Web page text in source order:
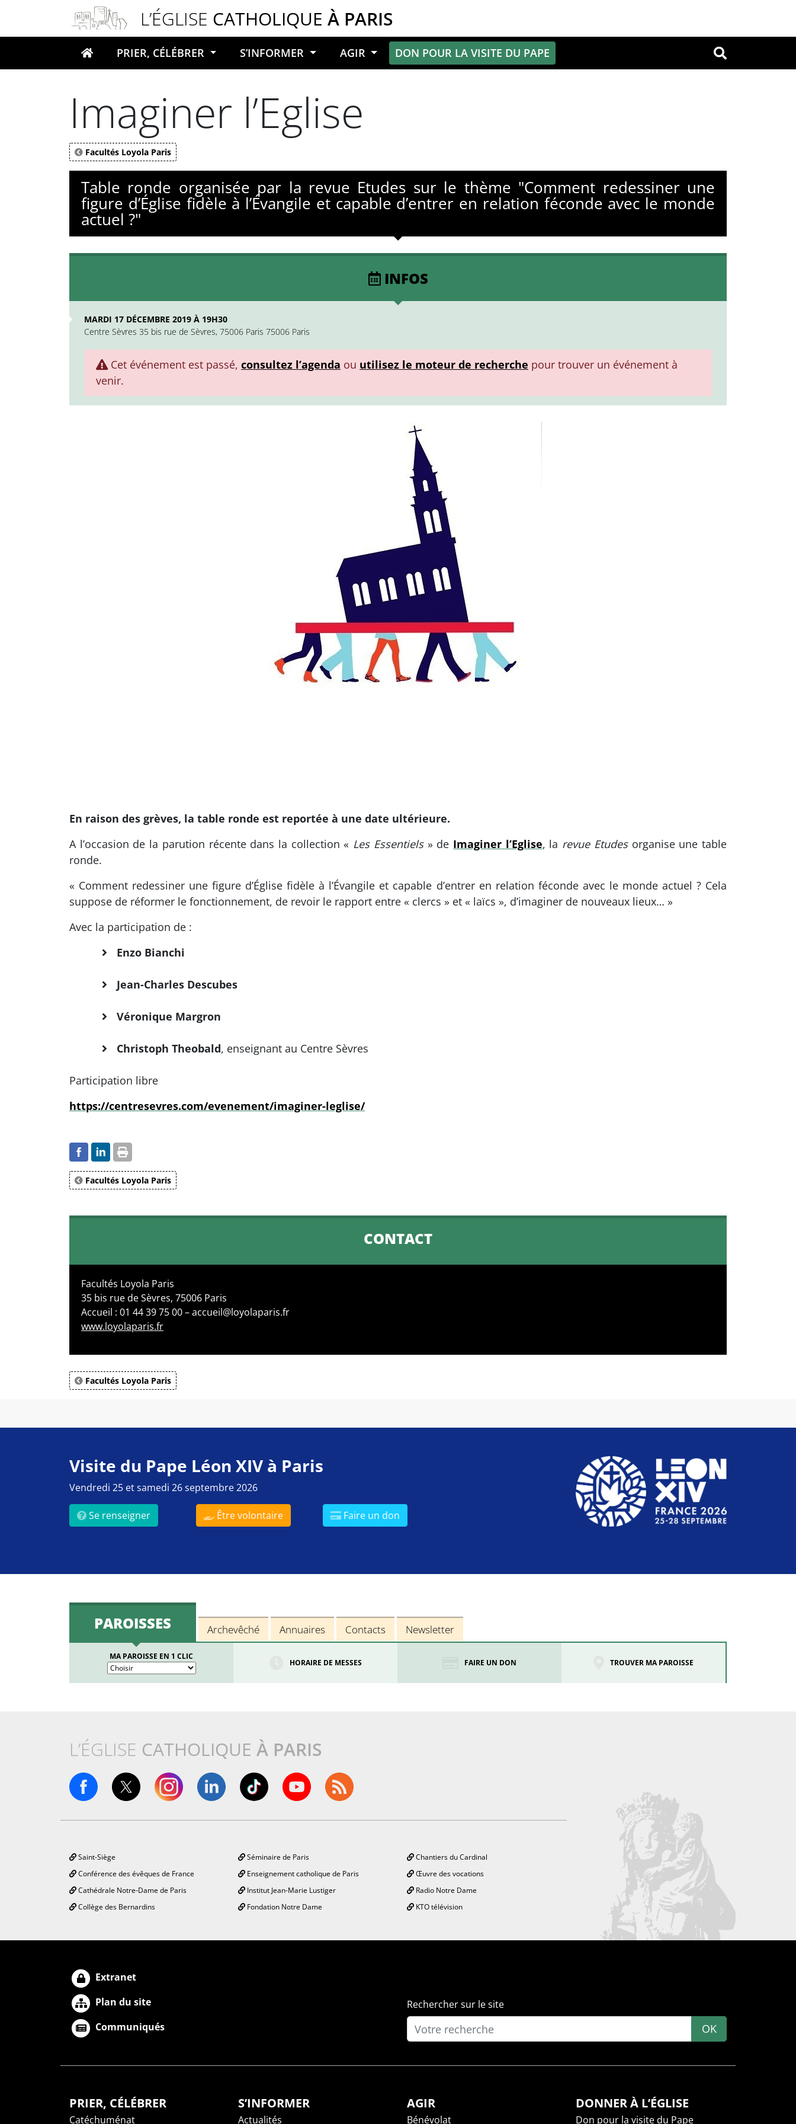
L’ÉGLISE CATHOLIQUE À PARIS
Votre recherche OK
PRIER, CÉLÉBRER S’INFORMER AGIR DON POUR LA VISITE DU PAPE
Imaginer l’Eglise
Facultés Loyola Paris
Table ronde organisée par la revue Etudes sur le thème "Comment redessiner une
figure d’Église fidèle à l’Évangile et capable d’entrer en relation féconde avec le monde
actuel ?"
INFOS
MARDI 17 DÉCEMBRE 2019 À 19H30
Centre Sèvres 35 bis rue de Sèvres, 75006 Paris 75006 Paris
Cet événement est passé, consultez l’agenda ou utilisez le moteur de recherche pour trouver un événement à
venir.
En raison des grèves, la table ronde est reportée à une date ultérieure.
A l’occasion de la parution récente dans la collection « Les Essentiels» de Imaginer l’Eglise, la revue Etudesorganise une table
ronde.
« Comment redessiner une figure d’Église fidèle à l’Évangile et capable d’entrer en relation féconde avec le monde actuel ? Cela
suppose de réformer le fonctionnement, de revoir le rapport entre « clercs » et « laïcs », d’imaginer de nouveaux lieux… »
Avec la participation de :
Enzo Bianchi
Jean-Charles Descubes
Véronique Margron
Christoph Theobald, enseignant au Centre Sèvres
Participation libre
https://centresevres.com/evenement/imaginer-leglise/
Facultés Loyola Paris
CONTACT
Facultés Loyola Paris
35 bis rue de Sèvres, 75006 Paris
Accueil : 01 44 39 75 00 – accueil@loyolaparis.fr
www.loyolaparis.fr
Facultés Loyola Paris
Visite du Pape Léon XIV à Paris
Vendredi 25 et samedi 26 septembre 2026
Se renseigner Être volontaire Faire un don
PAROISSES Archevêché Annuaires Contacts Newsletter
MA PAROISSE EN 1 CLIC
HORAIRE DE MESSES FAIRE UN DON TROUVER MA PAROISSE
L’ÉGLISE CATHOLIQUE À PARIS
Saint-Siège
Conférence des évêques de France
Cathédrale Notre-Dame de Paris
Collège des Bernardins
Séminaire de Paris
Enseignement catholique de Paris
Institut Jean-Marie Lustiger
Fondation Notre Dame
Chantiers du Cardinal
Œuvre des vocations
Radio Notre Dame
KTO télévision
Extranet
Plan du site
Communiqués
Rechercher sur le site
OK
PRIER, CÉLÉBRER
Catéchuménat
S’INFORMER
Actualités
AGIR
Bénévolat
DONNER À L’ÉGLISE
Don pour la visite du Pape
Panneau de gestion des cookies